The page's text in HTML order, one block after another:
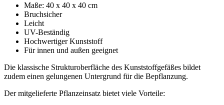
Maße: 40 x 40 x 40 cm
Bruchsicher
Leicht
UV-Beständig
Hochwertiger Kunststoff
Für innen und außen geeignet
Die klassische Strukturoberfläche des Kunststoffgefäßes bildet
zudem einen gelungenen Untergrund für die Bepflanzung.
Der mitgelieferte Pflanzeinsatz bietet viele Vorteile: